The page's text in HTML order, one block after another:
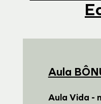
Aula
Aula Vida -